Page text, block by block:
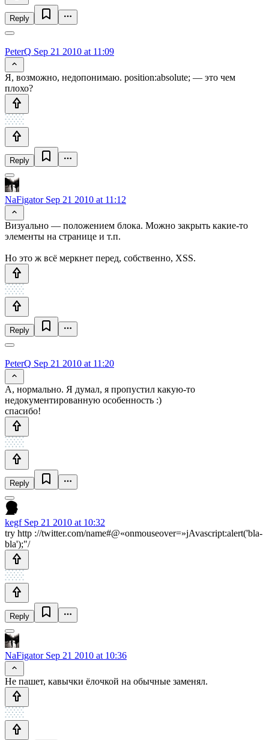
Reply
PeterQ Sep 21 2010 at 11:09
Я, возможно, недопонимаю. position:absolute; — это чем
плохо?
Reply
NaFigatorSep 21 2010 at 11:12
Визуально — положением блока. Можно закрыть какие-то
элементы на странице и т.п.
Но это ж всё меркнет перед, собственно, XSS.
Reply
PeterQ Sep 21 2010 at 11:20
А, нормально. Я думал, я пропустил какую-то
недокументированную особенность :)
спасибо!
Reply
kegfSep 21 2010 at 10:32
try http ://twitter.com/name#@«onmouseover=»jAvascript:alert('bla-
bla');"/
Reply
NaFigatorSep 21 2010 at 10:36
Не пашет, кавычки ёлочкой на обычные заменял.